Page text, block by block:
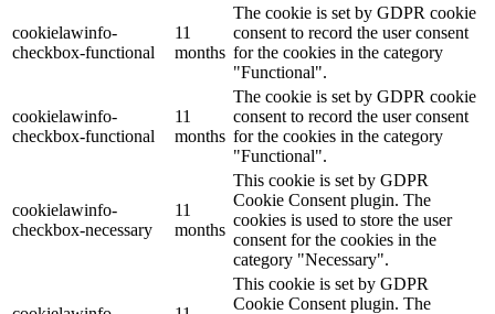
cookielawinfo-
checkbox-functional
11
months
The cookie is set by GDPR cookie
consent to record the user consent
for the cookies in the category
"Functional".
cookielawinfo-
checkbox-functional
11
months
The cookie is set by GDPR cookie
consent to record the user consent
for the cookies in the category
"Functional".
cookielawinfo-
checkbox-necessary
11
months
This cookie is set by GDPR
Cookie Consent plugin. The
cookies is used to store the user
consent for the cookies in the
category "Necessary".
This cookie is set by GDPR
Cookie Consent plugin. The